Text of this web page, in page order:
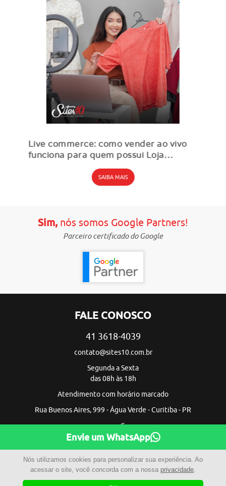
Live commerce: como vender ao vivo
funciona para quem possui Loja
SAIBA MAIS
Sim,nós somos Google Partners!
Parceiro certificado do Google
FALE CONOSCO
41 3618-4039
contato@sites10.com.br
Segunda a Sexta
das 08h às 18h
Atendimento com horário marcado
Rua Buenos Aires, 999 - Água Verde - Curitiba - PR
Envie um WhatsApp
Nós utilizamos cookies para personalizar sua experiência. Ao
acessar o site, você concorda com a nossa privacidade.